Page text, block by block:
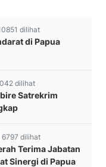
dilihat
di Papua
dilihat
Satrekrim
6797 dilihat
Terima Jabatan
Sinergi di Papua